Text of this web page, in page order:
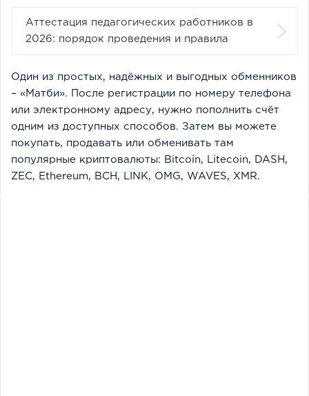
Аттестация педагогических работников в
2026: порядок проведения и правила
Один из простых, надёжных и выгодных обменников
– «Матби». После регистрации по номеру телефона
или электронному адресу, нужно пополнить счёт
одним из доступных способов. Затем вы можете
покупать, продавать или обменивать там
популярные криптовалюты: Bitcoin, Litecoin, DASH,
ZEC, Ethereum, BCH, LINK, OMG, WAVES, XMR.